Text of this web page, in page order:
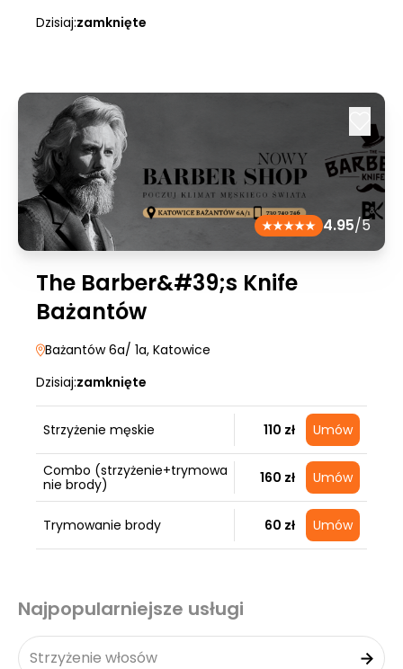
Dzisiaj:zamknięte
4.95/5
The Barber&#39;s Knife
Bażantów
Bażantów 6a/ 1a, Katowice
Dzisiaj:zamknięte
Strzyżenie męskie 110 zł Umów
Combo (strzyżenie+trymowa
nie brody)
160 zł Umów
Trymowanie brody 60 zł Umów
Najpopularniejsze usługi
Strzyżenie włosów